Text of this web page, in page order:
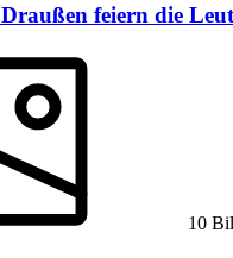
Draußen feiern die
10